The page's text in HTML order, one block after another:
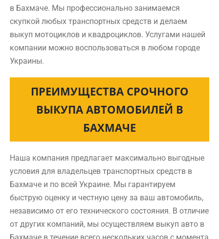
в Бахмаче. Мы профессионально занимаемся
скупкой любых транспортных средств и делаем
выкуп мотоциклов и квадроциклов. Услугами нашей
компании можно воспользоваться в любом городе
Украины.
ПРЕИМУЩЕСТВА СРОЧНОГО
ВЫКУПА АВТОМОБИЛЕЙ В
БАХМАЧЕ
Наша компания предлагает максимально выгодные
условия для владельцев транспортных средств в
Бахмаче и по всей Украине. Мы гарантируем
быструю оценку и честную цену за ваш автомобиль,
независимо от его технического состояния. В отличие
от других компаний, мы осуществляем выкуп авто в